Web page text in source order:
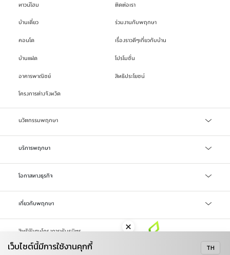
ทาวน์โฮม
บ้านเดี่ยว
คอนโด
บ้านแฝด
อาคารพาณิชย์
โครงการต่างจังหวัด
ติดต่อเรา
ร่วมงานกับพฤกษา
เรื่องราวดีๆเกี่ยวกับบ้าน
โปรโมชั่น
สิทธิประโยชน์
นวัตกรรมพฤกษา
เทคโนโลยี Precast
บริการพฤกษา
บริการสินเชื่อ
บริการแจ้งซ่อม/แจ้งปัญหา
โอกาสทางธุรกิจ
จัดซื้อจัดจ้าง
ลงทะเบียน Online Broker
รับซื้อที่ดิน
เกี่ยวกับพฤกษา
LIFETIME WELL-LIVING
สิทธิพิเศษโครงการพันธมิตร
TH
เว็บไซต์นี้มีการใช้งานคุกกี้